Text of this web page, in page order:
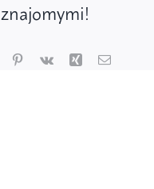
TumblrPinterest
Vk Xing Email